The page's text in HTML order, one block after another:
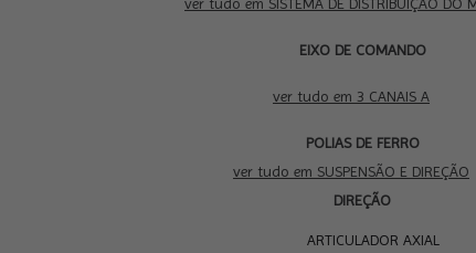
EIXO DE COMANDO
ver tudo em 3 CANAIS A
POLIAS DE FERRO
ver tudo em SUSPENSÃO E DIREÇÃO
DIREÇÃO
ARTICULADOR AXIAL